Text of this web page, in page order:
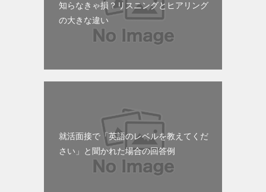
知らなきゃ損？リスニングとヒアリング
の大きな違い
就活面接で「英語のレベルを教えてくだ
さい」と聞かれた場合の回答例